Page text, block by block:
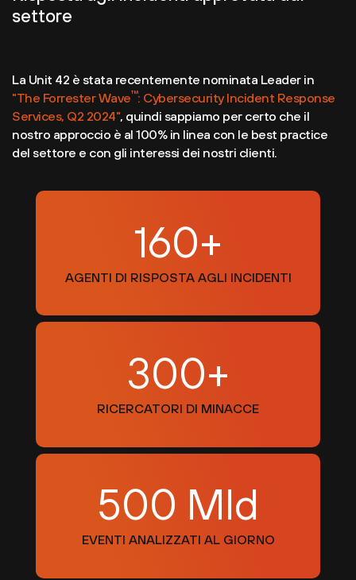
settore
La Unit 42 è stata recentemente nominata Leader in
"The Forrester Wave™: Cybersecurity Incident Response
Services, Q2 2024", quindi sappiamo per certo che il
nostro approccio è al 100% in linea con le best practice
del settore e con gli interessi dei nostri clienti.
160+
AGENTI DI RISPOSTA AGLI INCIDENTI
300+
RICERCATORI DI MINACCE
500 Mld
EVENTI ANALIZZATI AL GIORNO